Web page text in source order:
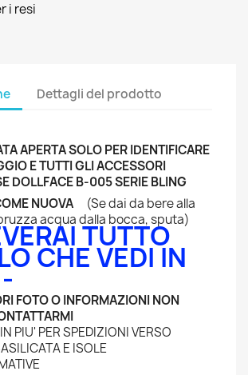
i resi
Dettagli del prodotto
APERTA SOLO PER IDENTIFICARE
ETUTTI GLI ACCESSORI
DOLLFACEB-005 SERIE BLING
NUOVA
(Se dai da bere alla
acqua dalla bocca, sputa)
TUTTO
CHE VEDI IN
-
FOTO O INFORMAZIONI NON
PIU' PER SPEDIZIONI VERSO
E ISOLE